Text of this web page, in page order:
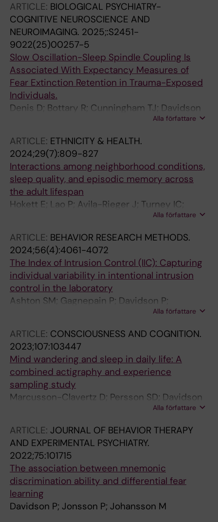
ARTICLE: BIOLOGICAL PSYCHIATRY-
COGNITIVE NEUROSCIENCE AND
NEUROIMAGING. 2025;:S2451-
9022(25)00257-5
Slow Oscillation-Sleep Spindle Coupling Is
Associated With Expectancy Measures of
Fear Extinction Retention in Trauma-Exposed
Individuals.
Denis D; Bottary R; Cunningham TJ; Davidson
P; Yuksel C; Milad MR; Pace-Schott EFAlla författare
ARTICLE: ETHNICITY & HEALTH.
2024;29(7):809-827
Interactions among neighborhood conditions,
sleep quality, and episodic memory across
the adult lifespan
Hokett E; Lao P; Avila-Rieger J; Turney IC;
Adkins-Jackson PB; Johnson DA; Davidson P;
Palta P; Manly JJ
Alla författare
ARTICLE: BEHAVIOR RESEARCH METHODS.
2024;56(4):4061-4072
The Index of Intrusion Control (IIC): Capturing
individual variability in intentional intrusion
control in the laboratory
Ashton SM; Gagnepain P; Davidson P;
Hellerstedt R; Satish A; Smeets T; Quaedflieg
Alla författare
ARTICLE: CONSCIOUSNESS AND COGNITION.
2023;107:103447
Mind wandering and sleep in daily life: A
combined actigraphy and experience
sampling study
Marcusson-Clavertz D; Persson SD; Davidson
Alla författare
ARTICLE: JOURNAL OF BEHAVIOR THERAPY
AND EXPERIMENTAL PSYCHIATRY.
2022;75:101715
The association between mnemonic
discrimination ability and differential fear
learning
Davidson P; Jonsson P; Johansson M